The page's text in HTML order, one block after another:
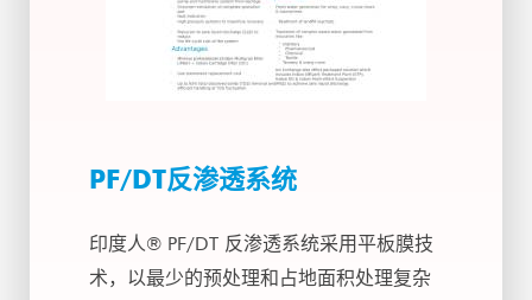
PF/DT反渗透系统
印度人® PF/DT 反渗透系统采用平板膜技
术，以最少的预处理和占地面积处理复杂